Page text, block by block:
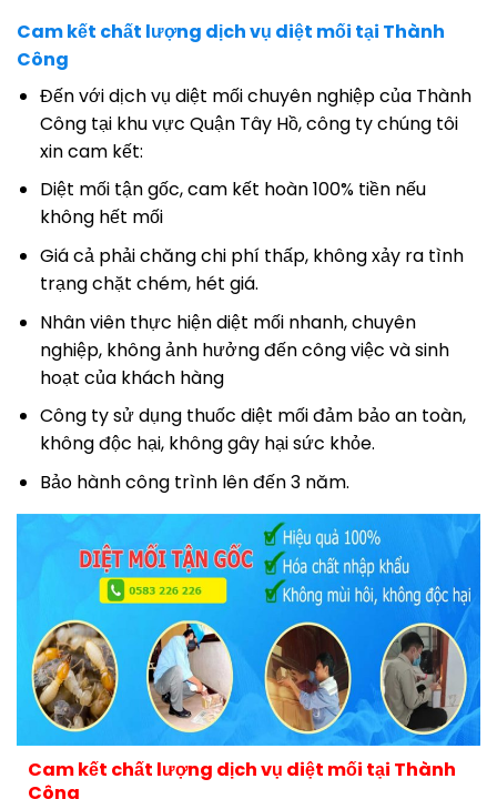
Cam kết chất lượng dịch vụ diệt mối tại Thành
Công
Đến với dịch vụ diệt mối chuyên nghiệp của Thành
Công tại khu vực Quận Tây Hồ, công ty chúng tôi
xin cam kết:
Diệt mối tận gốc, cam kết hoàn 100% tiền nếu
không hết mối
Giá cả phải chăng chi phí thấp, không xảy ra tình
trạng chặt chém, hét giá.
Nhân viên thực hiện diệt mối nhanh, chuyên
nghiệp, không ảnh hưởng đến công việc và sinh
hoạt của khách hàng
Công ty sử dụng thuốc diệt mối đảm bảo an toàn,
không độc hại, không gây hại sức khỏe.
Bảo hành công trình lên đến 3 năm.
Cam kết chất lượng dịch vụ diệt mối tại Thành
Công